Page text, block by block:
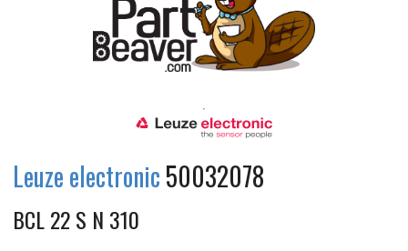
Leuze electronic50032078
BCL 22 S N 310